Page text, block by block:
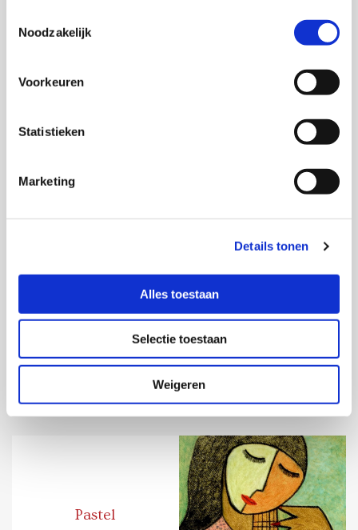
Noodzakelijk
Voorkeuren
Statistieken
Marketing
Details tonen
Alles toestaan
Selectie toestaan
Weigeren

More information

Pastel